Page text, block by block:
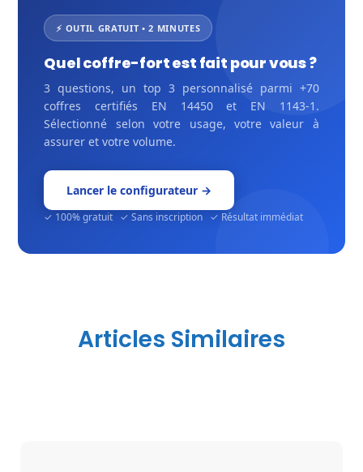
⚡ OUTIL GRATUIT • 2 MINUTES
Quel coffre-fort est fait pour vous ?
3 questions, un top 3 personnalisé parmi +70
coffres certifiés EN 14450 et EN 1143-1.
Sélectionné selon votre usage, votre valeur à
assurer et votre volume.
Lancer le configurateur →
✓ 100% gratuit ✓ Sans inscription ✓ Résultat immédiat
Articles Similaires